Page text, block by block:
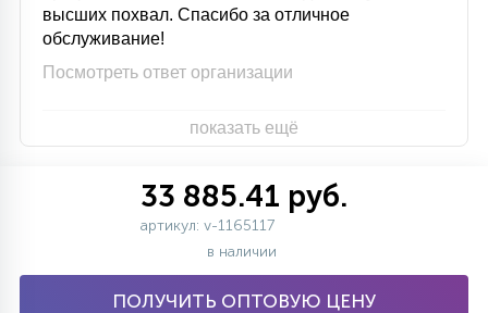
высших похвал. Спасибо за отличное
обслуживание!
Посмотреть ответ организации
показать ещё
33 885.41 руб.
артикул: v-1165117
в наличии
ПОЛУЧИТЬ ОПТОВУЮ ЦЕНУ